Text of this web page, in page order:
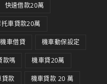
快速借款20萬
托車貸款20萬
機車借貸 機車動保設定
款嗎 機車貸20萬
貸款 機車貸款 20 萬